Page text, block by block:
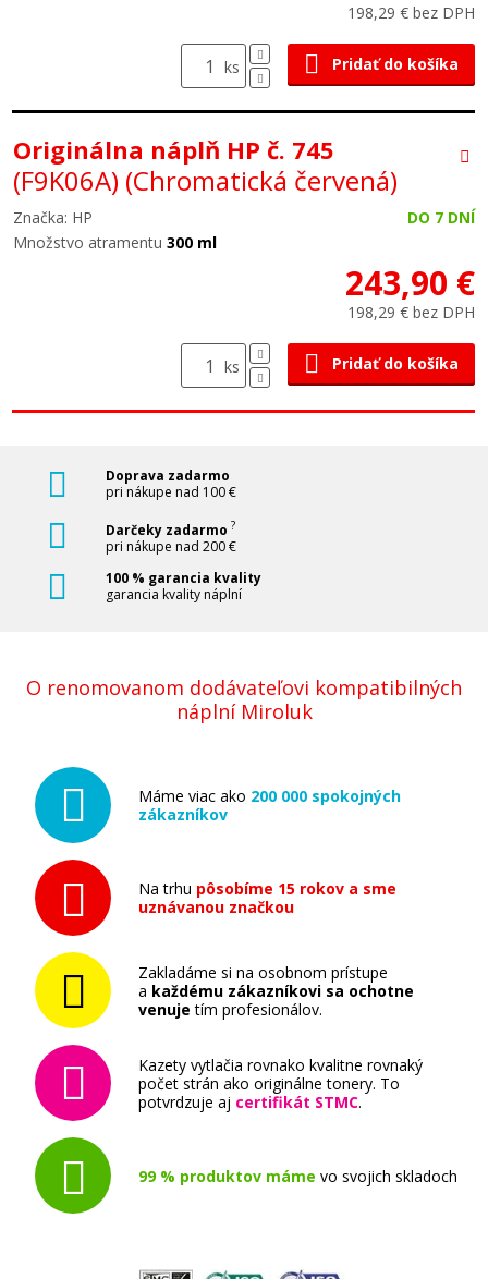
198,29 € bez DPH
ks Pridať do košíka
Originálna náplň HP č. 745
(F9K06A) (Chromatická červená)
Značka: HP
DO 7 DNÍ
Množstvo atramentu 300 ml
243,90 €
198,29 € bez DPH
ks Pridať do košíka
Doprava zadarmo
pri nákupe nad 100 €
Darčeky zadarmo ?
pri nákupe nad 200 €
100 % garancia kvality
garancia kvality náplní
O renomovanom dodávateľovi kompatibilných
náplní Miroluk
Máme viac ako 200 000 spokojných
zákazníkov
Na trhu pôsobíme 15 rokov a sme
uznávanou značkou
Zakladáme si na osobnom prístupe
a každému zákazníkovi sa ochotne
venuje tím profesionálov.
Kazety vytlačia rovnako kvalitne rovnaký
počet strán ako originálne tonery. To
potvrdzuje aj certifikát STMC.
99 % produktov máme vo svojich skladoch